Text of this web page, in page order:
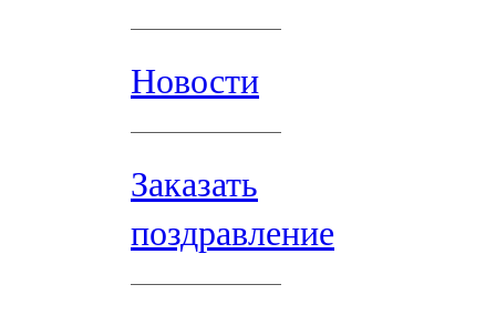
Новости
Заказать
поздравление